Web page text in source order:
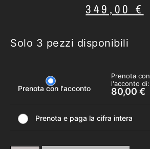
349,00€
Solo 3 pezzi disponibili
Prenota con l'acconto
Prenota con
l'acconto di:
80,00 €
Prenota e paga la cifra intera